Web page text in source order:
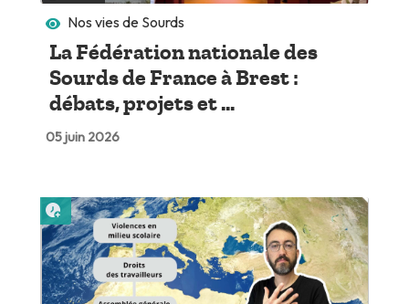
Nos vies de Sourds
La Fédération nationale des
Sourds de France à Brest :
débats, projets et ...
05 juin 2026
Lire plus tard